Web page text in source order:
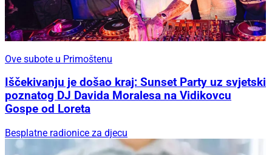
Ove subote u Primoštenu
Iščekivanju je došao kraj: Sunset Party uz svjetski
poznatog DJ Davida Moralesa na Vidikovcu
Gospe od Loreta
Besplatne radionice za djecu